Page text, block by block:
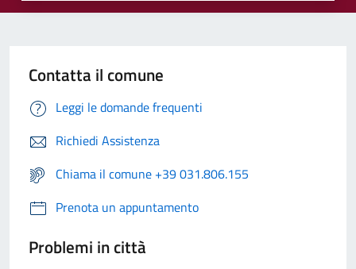
Contatta il comune
Leggi le domande frequenti
Richiedi Assistenza
Chiama il comune +39 031.806.155
Prenota un appuntamento
Problemi in città